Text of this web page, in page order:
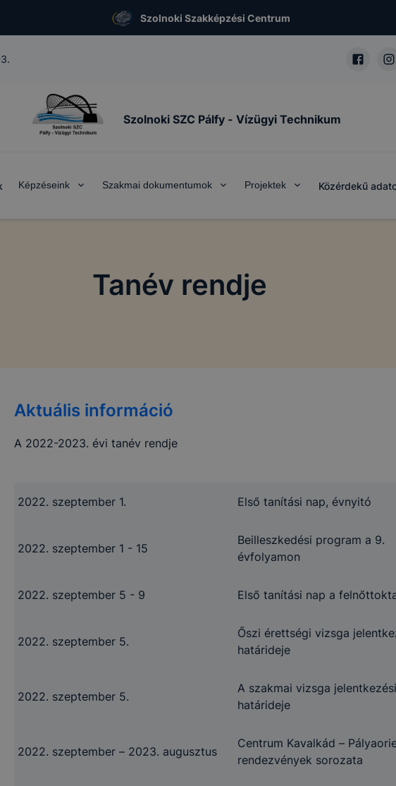
Szolnoki Szakképzési Centrum
Szolnoki SZC Pálfy - Vízügyi Technikum
Képzéseink Szakmai dokumentumok Projektek Közérdekű
Tanév rendje
Aktuális információ
A 2022-2023. évi tanév rendje
2022. szeptember 1. Első tanítási nap, évnyitó
2022. szeptember 1 - 15
Beilleszkedési program a 9.
évfolyamon
2022. szeptember 5 - 9 Első tanítási nap a
2022. szeptember 5.
Őszi érettségi vizsga
határideje
2022. szeptember 5.
A szakmai vizsga jelentkezési
határideje
2022. szeptember – 2023. augusztus
Centrum Kavalkád –
rendezvények sorozata